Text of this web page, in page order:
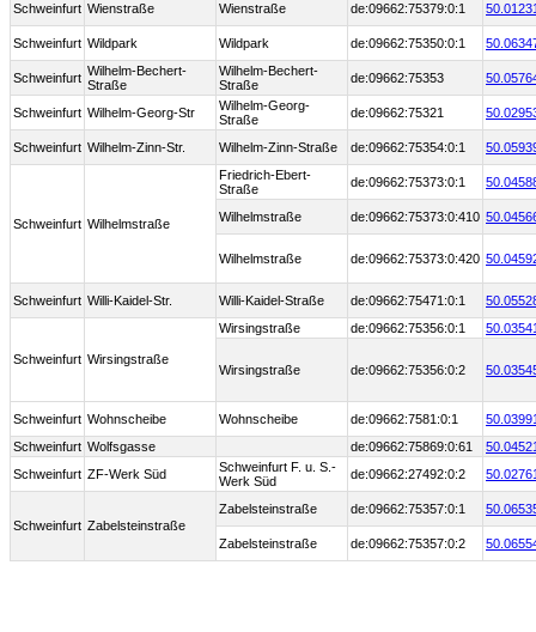
Schweinfurt Wienstraße Wienstraße de:09662:75379:0:1
Schweinfurt Wildpark Wildpark de:09662:75350:0:1
Schweinfurt Wilhelm-Bechert-
Straße
Wilhelm-Bechert-
Straße
de:09662:75353
Schweinfurt Wilhelm-Georg-Str
Wilhelm-Georg-
Straße
de:09662:75321
Schweinfurt Wilhelm-Zinn-Str. Wilhelm-Zinn-Straße de:09662:75354:0:1
Schweinfurt Wilhelmstraße
Friedrich-Ebert-
Straße
de:09662:75373:0:1
Wilhelmstraße de:09662:75373:0:410
Wilhelmstraße de:09662:75373:0:420
Schweinfurt Willi-Kaidel-Str. Willi-Kaidel-Straße de:09662:75471:0:1
Schweinfurt Wirsingstraße
Wirsingstraße de:09662:75356:0:1
Wirsingstraße de:09662:75356:0:2
Schweinfurt Wohnscheibe Wohnscheibe de:09662:7581:0:1
Schweinfurt Wolfsgasse de:09662:75869:0:61
Schweinfurt ZF-Werk Süd
Schweinfurt F. u. S.-
Werk Süd
de:09662:27492:0:2
Schweinfurt Zabelsteinstraße
Zabelsteinstraße de:09662:75357:0:1
Zabelsteinstraße de:09662:75357:0:2